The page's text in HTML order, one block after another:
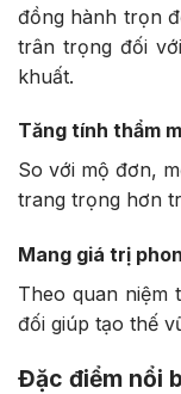
đồng hành trọn
trân trọng đối
khuất.
Tăng tính thẩm
So với mộ đơn,
trang trọng hơn
Mang giá trị
Theo quan niệm
đối giúp tạo thế
Đặc điểm nổi